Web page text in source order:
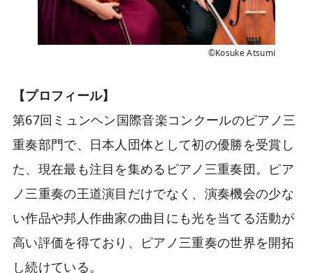
©Kosuke Atsumi
【プロフィール】
第67回ミュンヘン国際音楽コンクールのピアノ三
重奏部門で、日本人団体として初の優勝を受賞し
た、現在最も注目を集めるピアノ三重奏団。ピア
ノ三重奏の王道演目だけでなく、演奏機会の少な
い作品や邦人作曲家の曲目にも光を当てる活動が
高い評価を得ており、ピアノ三重奏の世界を開拓
し続けている。